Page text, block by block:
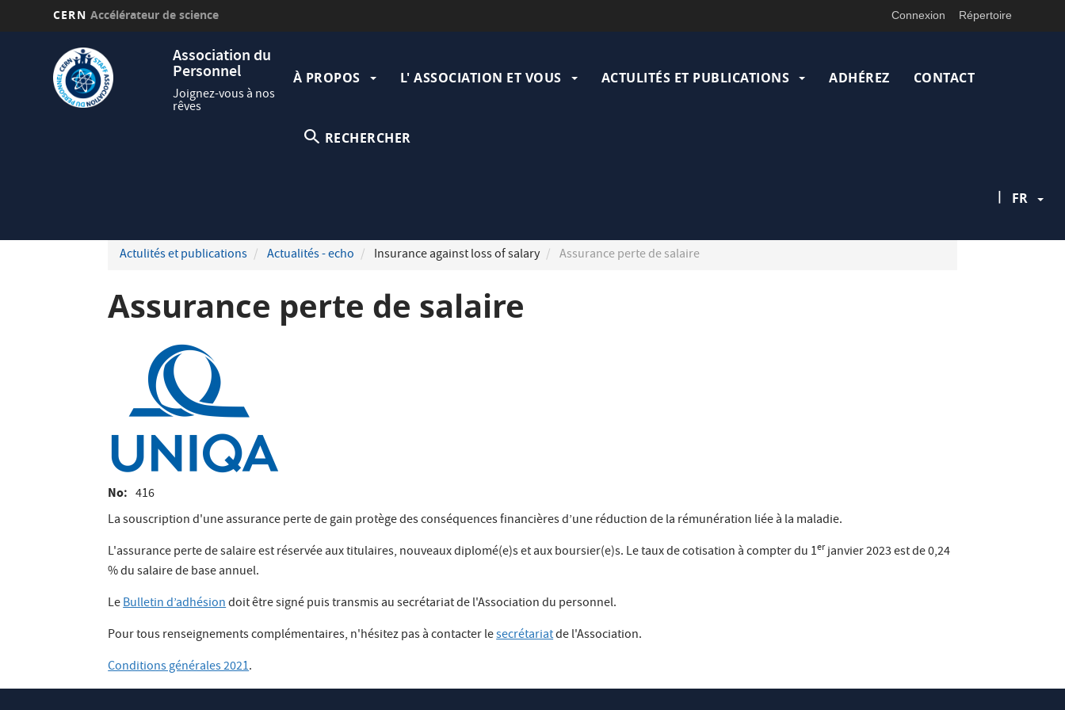
CERN Accélérateur de science Connexion Répertoire
Association du
Personnel
Joignez-vous à nos
rêves
principale
À PROPOS L' ASSOCIATION ET VOUS ACTULITÉS ET PUBLICATIONS ADHÉREZ CONTACT
RECHERCHER
| FR
Actulités et publications Actualités - echo Insurance against loss of salary Assurance perte de salaire
Assurance perte de salaire
No
416
La souscription d'une assurance perte de gain protège des conséquences financières d’une réduction de la rémunération liée à la maladie.
L'assurance perte de salaire est réservée aux titulaires, nouveaux diplomé(e)s et aux boursier(e)s. Le taux de cotisation à compter du 1erjanvier 2023 est de 0,24
% du salaire de base annuel.
LeBulletin d’adhésiondoit être signé puis transmis au secrétariat de l'Association du personnel.
Pour tous renseignements complémentaires, n'hésitez pas à contacter lesecrétariatde l'Association.
Conditions générales 2021.